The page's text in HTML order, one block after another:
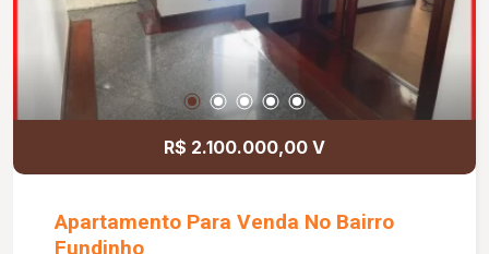
R$ 2.100.000,00 V
Apartamento Para Venda No Bairro
Fundinho